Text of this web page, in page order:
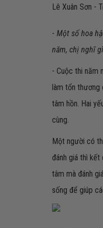
Lê Xuân Sơn -
- Một số hoa
năm, chị nghĩ
- Cuộc thi năm
làm tổn thương
tâm hồn. Hai
cùng.
Một người có
đánh giá thì kết
tâm mà đánh
sống để giúp